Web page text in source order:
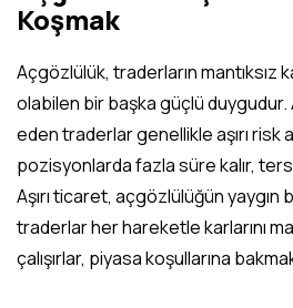
Koşmak
Açgözlülük, traderların mantıksız
olabilen bir başka güçlü
eden traderlar genellikle aşırı risk
pozisyonlarda fazla süre kalır,
Aşırı ticaret, açgözlülüğün yaygın
traderlar her hareketle karlarını
çalışırlar, piyasa koşullarına